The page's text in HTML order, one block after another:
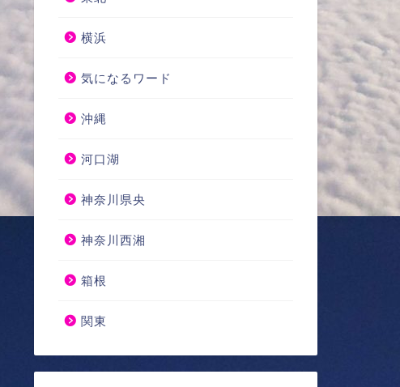
横浜
気になるワード
沖縄
河口湖
神奈川県央
神奈川西湘
箱根
関東